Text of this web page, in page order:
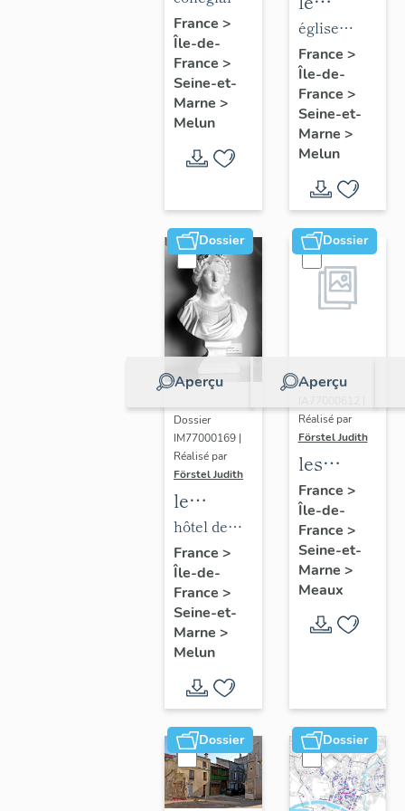
de la
collégiale
Notre-
Dame
Notre-
Dame
France >
Île-de-
France >
Seine-et-
Marne >
Melun
mobilier
de
l'église
Saint-
Aspais
église
paroissiale
Saint-
Aspais
France >
Île-de-
France >
Seine-et-
Marne >
Melun
Dossier
Aperçu
Dossier
IM77000169 |
Réalisé par
Förstel Judith
le
mobilier
de l'hôtel
de ville
hôtel de
ville
France >
Île-de-
France >
Seine-et-
Marne >
Melun
Dossier
Aperçu
Dossier
Réalisé par
Förstel Judith
les
maisons
et
immeubles
de
Meaux
France >
Île-de-
France >
Seine-et-
Marne >
Meaux
Dossier Dossier